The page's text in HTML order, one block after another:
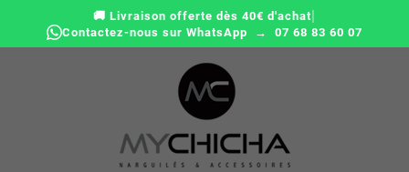
🚚 Livraison offerte dès 40€ d'achat|
Contactez-nous sur WhatsApp → 07 68 83 60 07